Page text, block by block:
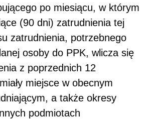
po miesiącu, w którym
(90 dni) zatrudnienia tej
zatrudnienia, potrzebnego
osoby do PPK, wlicza się
z poprzednich 12
miejsce w obecnym
a także okresy
podmiotach